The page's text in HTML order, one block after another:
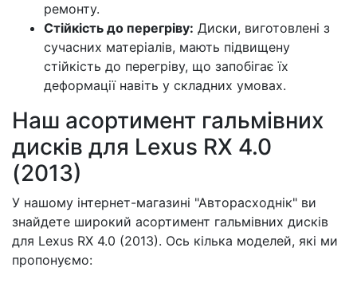
ремонту.
Стійкість до перегріву: Диски, виготовлені з
сучасних матеріалів, мають підвищену
стійкість до перегріву, що запобігає їх
деформації навіть у складних умовах.
Наш асортимент гальмівних
дисків для Lexus RX 4.0
(2013)
У нашому інтернет-магазині "Авторасходнік" ви
знайдете широкий асортимент гальмівних дисків
для Lexus RX 4.0 (2013). Ось кілька моделей, які ми
пропонуємо: